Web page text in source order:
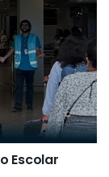
Escolar